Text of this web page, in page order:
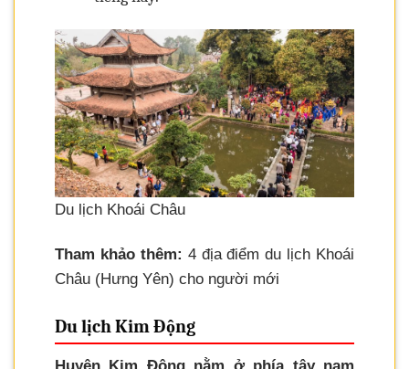
Du lịch Khoái Châu
Tham khảo thêm: 4 địa điểm du lịch Khoái
Châu (Hưng Yên) cho người mới
Du lịch Kim Động